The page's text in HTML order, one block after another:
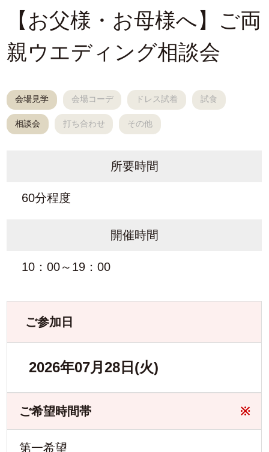
【お父様・お母様へ】ご両
親ウエディング相談会
会場見学 会場コーデ ドレス試着 試食
相談会 打ち合わせ その他
所要時間
60分程度
開催時間
10：00～19：00
ご参加日
2026年07月28日(火)
ご希望時間帯 ※
第一希望